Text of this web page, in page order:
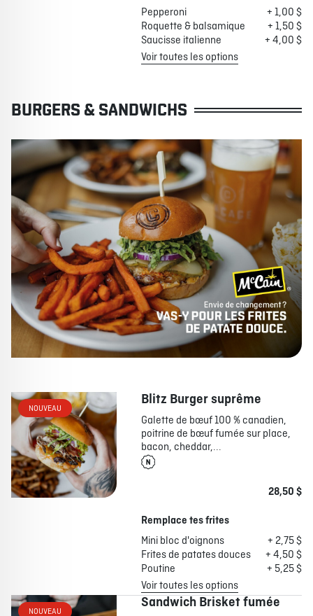
Pepperoni
+ 1,00 $
Roquette & balsamique
+ 1,50 $
Saucisse italienne
+ 4,00 $
Voir toutes les options
BURGERS & SANDWICHS
NOUVEAU
Blitz Burger suprême
Galette de bœuf 100 % canadien,
poitrine de bœuf fumée sur place,
bacon, cheddar,...
28,50 $
Remplace tes frites
Mini bloc d'oignons
+ 2,75 $
Frites de patates douces
+ 4,50 $
Poutine
+ 5,25 $
Voir toutes les options
NOUVEAU
Sandwich Brisket fumée